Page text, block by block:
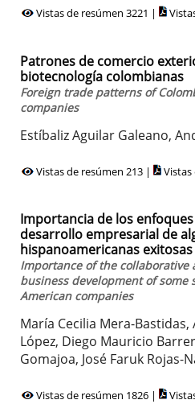
Vistas de resúmen 3221 |
Patrones de comercio
biotecnología colombianas
Foreign trade patterns of
companies
Estíbaliz Aguilar Galeano,
Vistas de resúmen 213 | Vistas
Importancia de los
desarrollo empresarial de
hispanoamericanas exitosas
Importance of the collaborative
business development of some
American companies
María Cecilia Mera-
López, Diego Mauricio
Gomajoa, José Faruk Rojas-
Vistas de resúmen 1826 |